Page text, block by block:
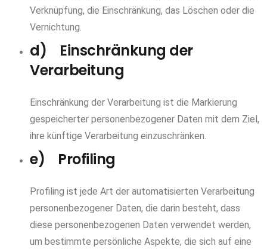
Verknüpfung, die Einschränkung, das Löschen oder die
Vernichtung.
d) Einschränkung der
Verarbeitung
Einschränkung der Verarbeitung ist die Markierung
gespeicherter personenbezogener Daten mit dem Ziel,
ihre künftige Verarbeitung einzuschränken.
e) Profiling
Profiling ist jede Art der automatisierten Verarbeitung
personenbezogener Daten, die darin besteht, dass
diese personenbezogenen Daten verwendet werden,
um bestimmte persönliche Aspekte, die sich auf eine